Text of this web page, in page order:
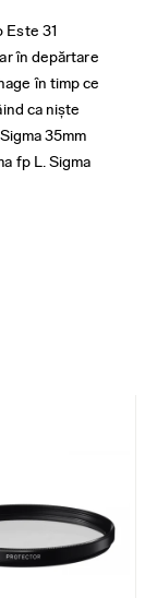
Este 31
în depărtare
în timp ce
ca niște
35mm
fp L. Sigma